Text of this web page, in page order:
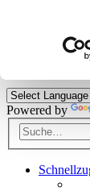
Kunden viele
Powered by